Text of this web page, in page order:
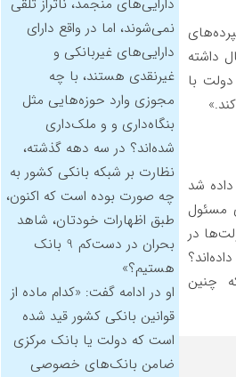
دارایی‌های منجمد، ناتراز تلقی
نمی‌شوند، اما در واقع دارای
دارایی‌های غیربانکی و
غیرنقدی هستند، با چه
مجوزی وارد حوزه‌هایی مثل
بنگاه‌داری و و ملک‌داری
شده‌اند؟ در سه دهه گذشته،
نظارت بر شبکه بانکی کشور به
چه صورت بوده است که اکنون،
طبق اظهارات خودتان، شاهد
بحران در دست‌کم 9 بانک
هستیم؟»
او در ادامه گفت: «کدام ماده از
قوانین بانکی کشور قید شده
است که دولت یا بانک مرکزی
ضامن بانک‌های خصوصی
داشته
با
شد
مسئول
در
چنین